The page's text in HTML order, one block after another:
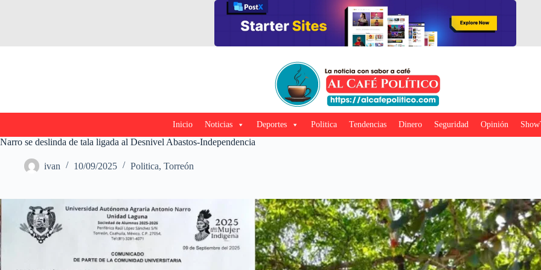
Inicio Noticias Deportes Politica Tendencias Dinero Seguridad Opinión
Narro se deslinda de tala ligada al Desnivel Abastos-Independencia
ivan 10/09/2025 Politica, Torreón